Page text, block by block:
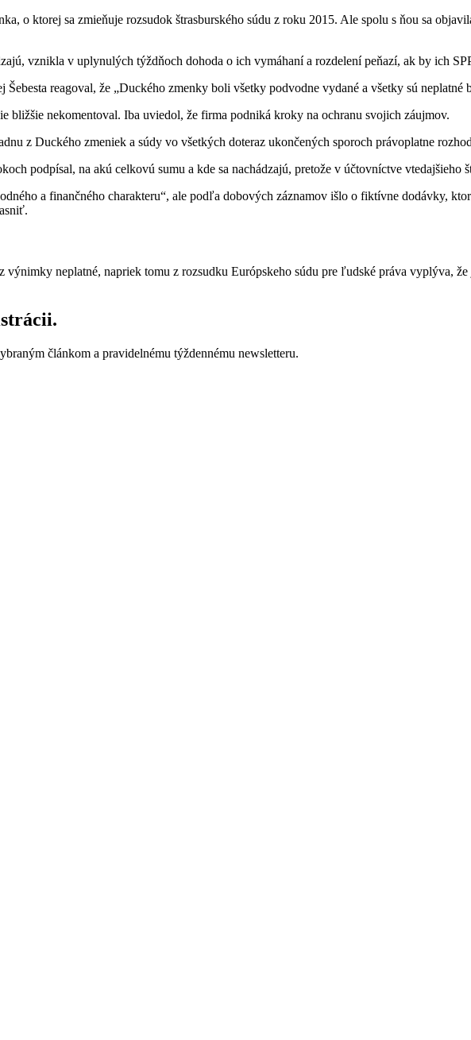
o ktorej sa zmieňuje rozsudok štrasburského súdu z roku 2015. Ale spolu s ňou sa
vznikla v uplynulých týždňoch dohoda o ich vymáhaní a rozdelení peňazí, ak by ich
reagoval, že „Duckého zmenky boli všetky podvodne vydané a všetky sú neplatné
bližšie nekomentoval. Iba uviedol, že firma podniká kroky na ochranu svojich záujmov.
z Duckého zmeniek a súdy vo všetkých doteraz ukončených sporoch právoplatne
podpísal, na akú celkovú sumu a kde sa nachádzajú, pretože v účtovníctve vtedajšieho
a finančného charakteru“, ale podľa dobových záznamov išlo o fiktívne dodávky,
výnimky neplatné, napriek tomu z rozsudku Európskeho súdu pre ľudské práva vyplýva,
článkom a pravidelnému týždennému newsletteru.